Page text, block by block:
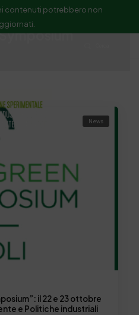
contenuti potrebbero non
News
il 22 e 23 ottobre
e Politiche industriali